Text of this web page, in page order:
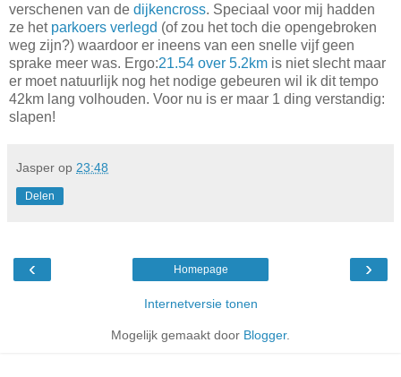
verschenen van de dijkencross. Speciaal voor mij hadden
ze het parkoers verlegd (of zou het toch die opengebroken
weg zijn?) waardoor er ineens van een snelle vijf geen
sprake meer was. Ergo:21.54 over 5.2km is niet slecht maar
er moet natuurlijk nog het nodige gebeuren wil ik dit tempo
42km lang volhouden. Voor nu is er maar 1 ding verstandig:
slapen!
Jasper op 23:48
Delen
‹ ›
Homepage
Internetversie tonen
Mogelijk gemaakt door Blogger.